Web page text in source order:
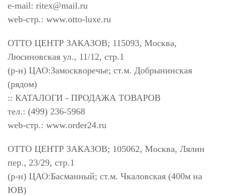
e-mail: ritex@mail.ru
web-стр.: www.otto-luxe.ru
ОТТО ЦЕНТР ЗАКАЗОВ; 115093, Москва,
Люсиновская ул., 11/12, стр.1
(р-н) ЦАО:Замоскворечье; ст.м. Добрынинская
(рядом)
:: КАТАЛОГИ - ПРОДАЖА ТОВАРОВ
тел.: (499) 236-5968
web-стр.: www.order24.ru
ОТТО ЦЕНТР ЗАКАЗОВ; 105062, Москва, Лялин
пер., 23/29, стр.1
(р-н) ЦАО:Басманный; ст.м. Чкаловская (400м на
ЮВ)